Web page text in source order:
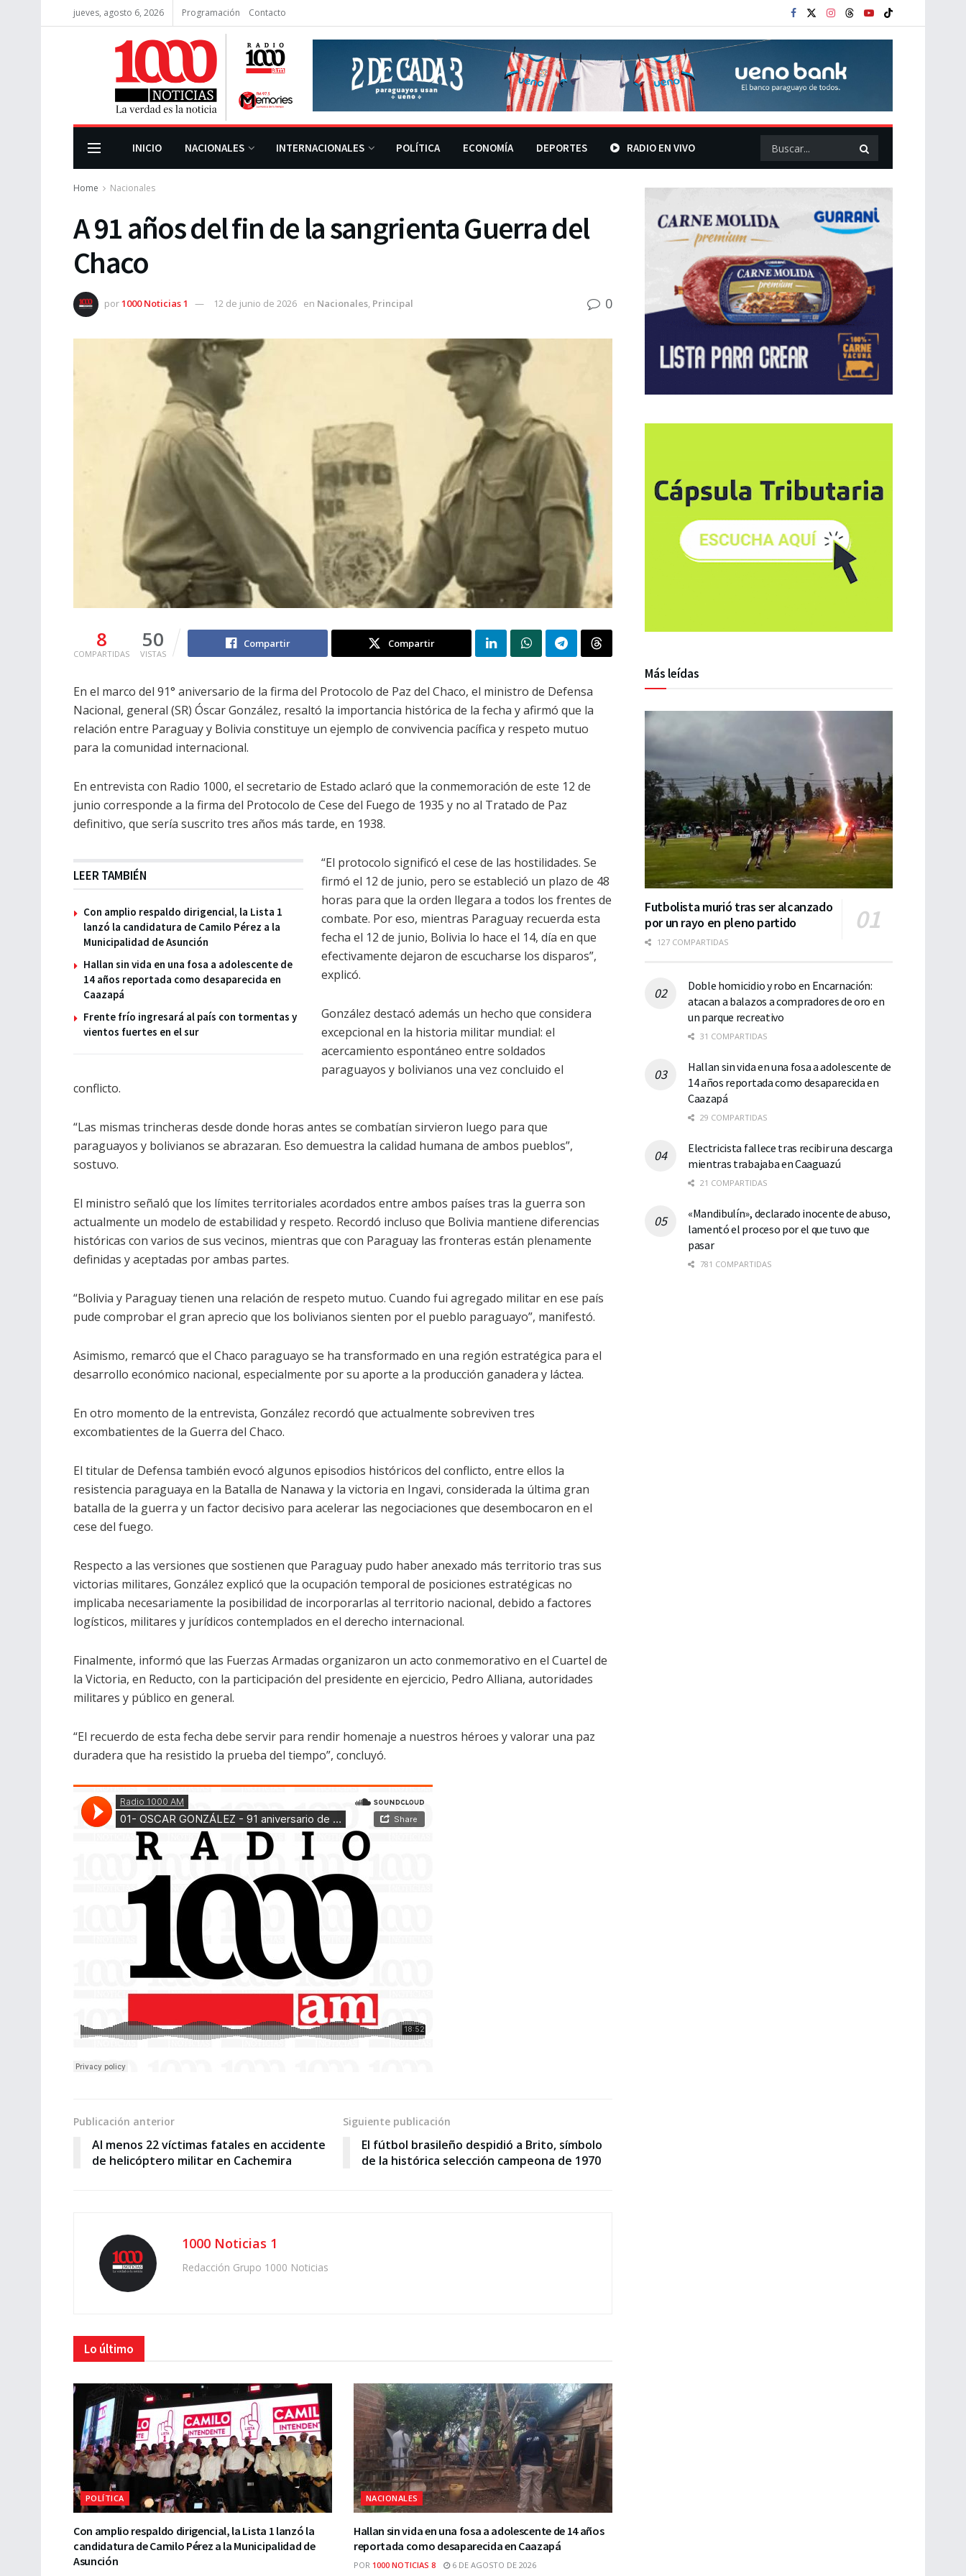
jueves, agosto 6, 2026 Programación Contacto
INICIO NACIONALES INTERNACIONALES POLÍTICA ECONOMÍA DEPORTES RADIO EN VIVO
Home Nacionales
A 91 años del fin de la sangrienta Guerra del
Chaco
por1000 Noticias 1 12 de junio de 2026 en Nacionales, Principal 0
8
COMPARTIDAS
50
VISTAS
Compartir Compartir
En el marco del 91° aniversario de la firma del Protocolo de Paz del Chaco, el ministro de Defensa
Nacional, general (SR) Óscar González, resaltó la importancia histórica de la fecha y afirmó que la
relación entre Paraguay y Bolivia constituye un ejemplo de convivencia pacífica y respeto mutuo
para la comunidad internacional.
En entrevista con Radio 1000, el secretario de Estado aclaró que la conmemoración de este 12 de
junio corresponde a la firma del Protocolo de Cese del Fuego de 1935 y no al Tratado de Paz
definitivo, que sería suscrito tres años más tarde, en 1938.
LEER TAMBIÉN
Con amplio respaldo dirigencial, la Lista 1
lanzó la candidatura de Camilo Pérez a la
Municipalidad de Asunción
Hallan sin vida en una fosa a adolescente de
14 años reportada como desaparecida en
Caazapá
Frente frío ingresará al país con tormentas y
vientos fuertes en el sur
“El protocolo significó el cese de las hostilidades. Se
firmó el 12 de junio, pero se estableció un plazo de 48
horas para que la orden llegara a todos los frentes de
combate. Por eso, mientras Paraguay recuerda esta
fecha el 12 de junio, Bolivia lo hace el 14, día en que
efectivamente dejaron de escucharse los disparos”,
explicó.
González destacó además un hecho que considera
excepcional en la historia militar mundial: el
acercamiento espontáneo entre soldados
paraguayos y bolivianos una vez concluido el
conflicto.
“Las mismas trincheras desde donde horas antes se combatían sirvieron luego para que
paraguayos y bolivianos se abrazaran. Eso demuestra la calidad humana de ambos pueblos”,
sostuvo.
El ministro señaló que los límites territoriales acordados entre ambos países tras la guerra son
actualmente un modelo de estabilidad y respeto. Recordó incluso que Bolivia mantiene diferencias
históricas con varios de sus vecinos, mientras que con Paraguay las fronteras están plenamente
definidas y aceptadas por ambas partes.
“Bolivia y Paraguay tienen una relación de respeto mutuo. Cuando fui agregado militar en ese país
pude comprobar el gran aprecio que los bolivianos sienten por el pueblo paraguayo”, manifestó.
Asimismo, remarcó que el Chaco paraguayo se ha transformado en una región estratégica para el
desarrollo económico nacional, especialmente por su aporte a la producción ganadera y láctea.
En otro momento de la entrevista, González recordó que actualmente sobreviven tres
excombatientes de la Guerra del Chaco.
El titular de Defensa también evocó algunos episodios históricos del conflicto, entre ellos la
resistencia paraguaya en la Batalla de Nanawa y la victoria en Ingavi, considerada la última gran
batalla de la guerra y un factor decisivo para acelerar las negociaciones que desembocaron en el
cese del fuego.
Respecto a las versiones que sostienen que Paraguay pudo haber anexado más territorio tras sus
victorias militares, González explicó que la ocupación temporal de posiciones estratégicas no
implicaba necesariamente la posibilidad de incorporarlas al territorio nacional, debido a factores
logísticos, militares y jurídicos contemplados en el derecho internacional.
Finalmente, informó que las Fuerzas Armadas organizaron un acto conmemorativo en el Cuartel de
la Victoria, en Reducto, con la participación del presidente en ejercicio, Pedro Alliana, autoridades
militares y público en general.
“El recuerdo de esta fecha debe servir para rendir homenaje a nuestros héroes y valorar una paz
duradera que ha resistido la prueba del tiempo”, concluyó.
Publicación anterior
Al menos 22 víctimas fatales en accidente
de helicóptero militar en Cachemira
Siguiente publicación
El fútbol brasileño despidió a Brito, símbolo
de la histórica selección campeona de 1970
1000 Noticias 1
Redacción Grupo 1000 Noticias
Lo último
POLÍTICA
Con amplio respaldo dirigencial, la Lista 1 lanzó la
candidatura de Camilo Pérez a la Municipalidad de
Asunción
NACIONALES
Hallan sin vida en una fosa a adolescente de 14 años
reportada como desaparecida en Caazapá
POR 1000 NOTICIAS 8 6 DE AGOSTO DE 2026
Más leídas
Futbolista murió tras ser alcanzado
por un rayo en pleno partido
127 COMPARTIDAS
Doble homicidio y robo en Encarnación:
atacan a balazos a compradores de oro en
un parque recreativo
31 COMPARTIDAS
Hallan sin vida en una fosa a adolescente de
14 años reportada como desaparecida en
Caazapá
29 COMPARTIDAS
Electricista fallece tras recibir una descarga
mientras trabajaba en Caaguazú
21 COMPARTIDAS
«Mandibulín», declarado inocente de abuso,
lamentó el proceso por el que tuvo que
pasar
781 COMPARTIDAS